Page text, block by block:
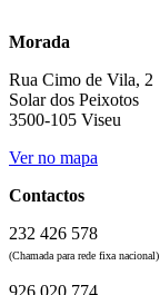
Morada
Rua Cimo de Vila, 2
Solar dos Peixotos
3500-105 Viseu
Ver no mapa
Contactos
232 426 578
(Chamada para rede fixa nacional)